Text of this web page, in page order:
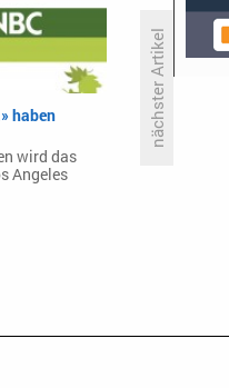
nächster Artikel
bringt
haben
wird das
Angeles